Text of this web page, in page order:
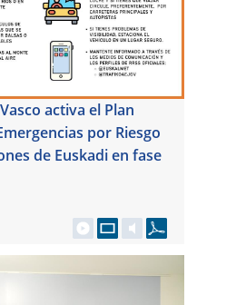
activa el Plan
por Riesgo
de Euskadi en fase